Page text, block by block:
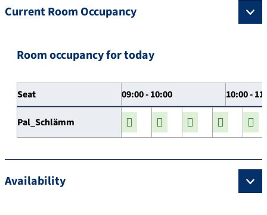
Current Room Occupancy
Room occupancy for today
Seat 09:00 - 10:00 10:00 -
Pal_Schlämm
Availability